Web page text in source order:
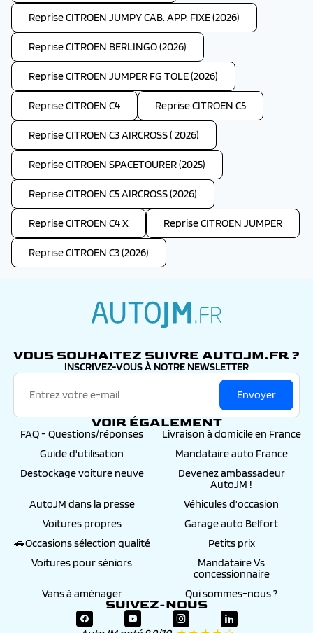
Reprise CITROEN JUMPY CAB. APP. FIXE (2026)
Reprise CITROEN BERLINGO (2026)
Reprise CITROEN JUMPER FG TOLE (2026)
Reprise CITROEN C4 Reprise CITROEN C5
Reprise CITROEN C3 AIRCROSS ( 2026)
Reprise CITROEN SPACETOURER (2025)
Reprise CITROEN C5 AIRCROSS (2026)
Reprise CITROEN C4 X Reprise CITROEN JUMPER
Reprise CITROEN C3 (2026)
VOUS SOUHAITEZ SUIVRE AUTOJM.FR ?
INSCRIVEZ-VOUS À NOTRE NEWSLETTER
Envoyer
VOIR ÉGALEMENT
FAQ - Questions/réponses
Livraison à domicile en France
Guide d'utilisation
Mandataire auto France
Destockage voiture neuve
Devenez ambassadeur
AutoJM !
AutoJM dans la presse
Véhicules d'occasion
Voitures propres
Garage auto Belfort
🚗Occasions sélection qualité
Petits prix
Voitures pour séniors
Mandataire Vs
concessionnaire
Vans à aménager
Qui sommes-nous ?
SUIVEZ-NOUS